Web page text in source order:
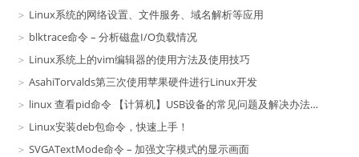
Linux系统的网络设置、文件服务、域名解析等应用
blktrace命令 – 分析磁盘I/O负载情况
Linux系统上的vim编辑器的使用方法及使用技巧
AsahiTorvalds第三次使用苹果硬件进行Linux开发
linux 查看pid命令 【计算机】USB设备的常见问题及解决办法（一）
Linux安装deb包命令，快速上手！
SVGATextMode命令 – 加强文字模式的显示画面